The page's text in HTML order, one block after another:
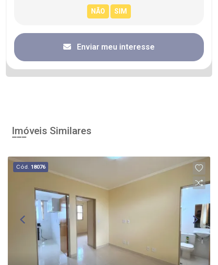
Enviar meu interesse
Imóveis Similares
Cód. 18076